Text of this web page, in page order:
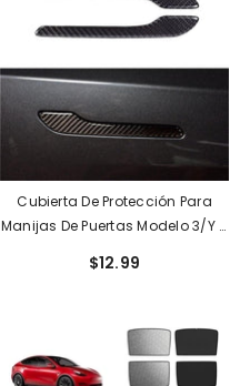
Cubierta De Protección Para
Manijas De Puertas Modelo 3/Y 4
2024)
$12.99